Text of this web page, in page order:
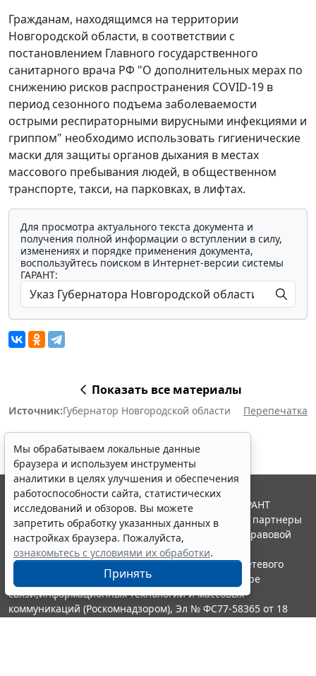
Гражданам, находящимся на территории
Новгородской области, в соответствии с
постановлением Главного государственного
санитарного врача РФ "О дополнительных мерах по
снижению рисков распространения COVID-19 в
период сезонного подъема заболеваемости
острыми респираторными вирусными инфекциями и
гриппом" необходимо использовать гигиенические
маски для защиты органов дыхания в местах
массового пребывания людей, в общественном
транспорте, такси, на парковках, в лифтах.
Для просмотра актуального текста документа и
получения полной информации о вступлении в силу,
изменениях и порядке применения документа,
воспользуйтесь поиском в Интернет-версии системы
ГАРАНТ:
Показать все материалы
Источник:Губернатор Новгородской области Перепечатка
Мы обрабатываем локальные данные
браузера и используем инструменты
аналитики в целях улучшения и обеспечения
работоспособности сайта, статистических
исследований и обзоров. Вы можете
запретить обработку указанных данных в
настройках браузера. Пожалуйста,
ознакомьтесь с условиями их обработки.
Принять
© ООО "НПП "ГАРАНТ-СЕРВИС", 2026. Система ГАРАНТ
выпускается с 1990 года. Компания "Гарант" и ее партнеры
являются участниками Российской ассоциации правовой
информации ГАРАНТ.
Портал ГАРАНТ.РУ зарегистрирован в качестве сетевого
издания Федеральной службой по надзору в сфере
связи,информационных технологий и массовых
коммуникаций (Роскомнадзором), Эл № ФС77-58365 от 18